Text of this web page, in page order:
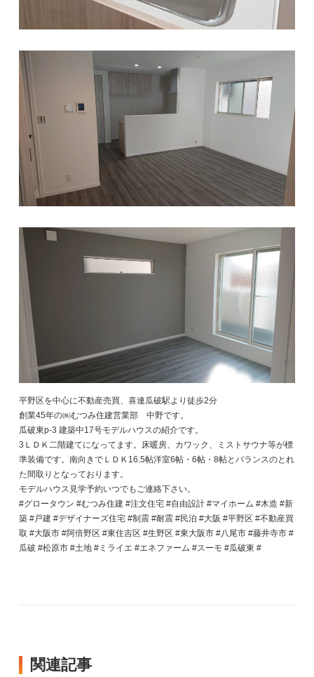
平野区を中心に不動産売買、喜連瓜破駅より徒歩2分
創業45年の㈱むつみ住建営業部 中野です。
瓜破東p-3 建築中17号モデルハウスの紹介です。
3ＬＤＫ二階建てになってます。床暖房、カワック、ミストサウナ等が標
準装備です。南向きでＬＤＫ16.5帖洋室6帖・6帖・8帖とバランスのとれ
た間取りとなっております。
モデルハウス見学予約いつでもご連絡下さい。
#グロータウン #むつみ住建 #注文住宅 #自由設計 #マイホーム #木造 #新
築 #戸建 #デザイナーズ住宅 #制震 #耐震 #民泊 #大阪 #平野区 #不動産買
取 #大阪市 #阿倍野区 #東住吉区 #生野区 #東大阪市 #八尾市 #藤井寺市 #
瓜破 #松原市 #土地 #ミライエ #エネファーム #スーモ #瓜破東 #
関連記事